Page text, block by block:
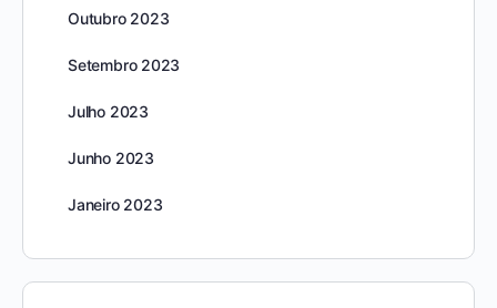
Outubro 2023
Setembro 2023
Julho 2023
Junho 2023
Janeiro 2023